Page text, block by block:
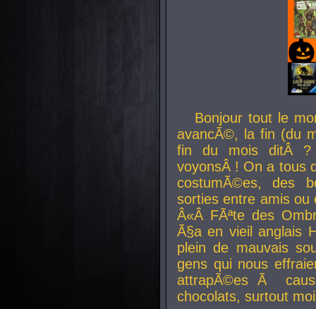
Bonjour tout le
avancÃ©, la fin (du
fin du mois ditÂ ?
voyonsÂ ! On a tous
costumÃ©es, des
sorties entre amis
Â«Â FÃªte des
Ã§a en vieil anglais
plein de mauvais
gens qui nous
attrapÃ©es Ã
chocolats, surtout